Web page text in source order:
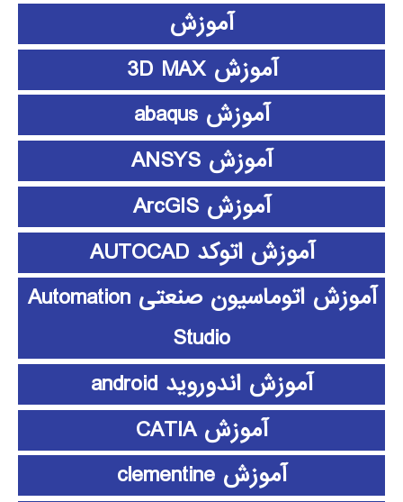
آموزش
آموزش 3D MAX
آموزش abaqus
آموزش ANSYS
آموزش ArcGIS
آموزش اتوکد AUTOCAD
آموزش اتوماسیون صنعتی Automation
Studio
آموزش اندوروید android
آموزش CATIA
آموزش clementine